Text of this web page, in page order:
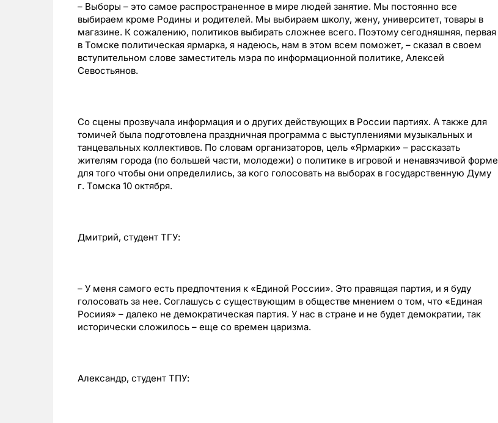
– Выборы – это самое распространенное в мире людей занятие. Мы постоянно все
выбираем кроме Родины и родителей. Мы выбираем школу, жену, университет, товары в
магазине. К сожалению, политиков выбирать сложнее всего. Поэтому сегодняшняя, первая
в Томске политическая ярмарка, я надеюсь, нам в этом всем поможет, – сказал в своем
вступительном слове заместитель мэра по информационной политике, Алексей
Севостьянов.
Со сцены прозвучала информация и о других действующих в России партиях. А также для
томичей была подготовлена праздничная программа с выступлениями музыкальных и
танцевальных коллективов. По словам организаторов, цель «Ярмарки» – рассказать
жителям города (по большей части, молодежи) о политике в игровой и ненавязчивой форме
для того чтобы они определились, за кого голосовать на выборах в государственную Думу
г. Томска 10 октября.
Дмитрий, студент ТГУ:
– У меня самого есть предпочтения к «Единой России». Это правящая партия, и я буду
голосовать за нее. Соглашусь с существующим в обществе мнением о том, что «Единая
Росиия» – далеко не демократическая партия. У нас в стране и не будет демократии, так
исторически сложилось – еще со времен царизма.
Александр, студент ТПУ: